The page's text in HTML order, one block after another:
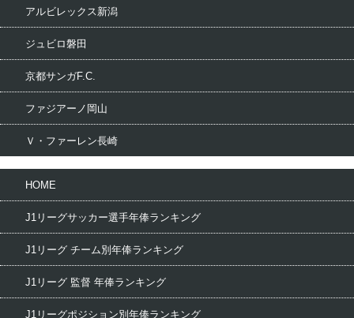
アルビレックス新潟
ジュビロ磐田
京都サンガF.C.
ファジアーノ岡山
Ｖ・ファーレン長崎
HOME
J1リーグサッカー選手年俸ランキング
J1リーグ チーム別年俸ランキング
J1リーグ 監督 年俸ランキング
J1リーグポジション別年俸ランキング